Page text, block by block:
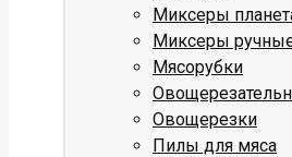
Миксеры
Миксеры
Мясорубки
Овощерезки
Пилы для мяса